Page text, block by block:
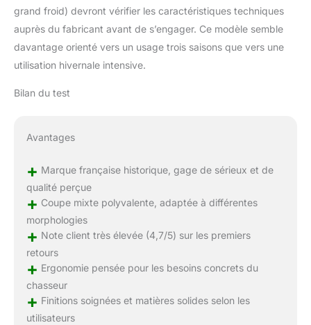
grand froid) devront vérifier les caractéristiques techniques
auprès du fabricant avant de s’engager. Ce modèle semble
davantage orienté vers un usage trois saisons que vers une
utilisation hivernale intensive.
Bilan du test
Avantages
+ Marque française historique, gage de sérieux et de
qualité perçue
+ Coupe mixte polyvalente, adaptée à différentes
morphologies
+ Note client très élevée (4,7/5) sur les premiers
retours
+ Ergonomie pensée pour les besoins concrets du
chasseur
+ Finitions soignées et matières solides selon les
utilisateurs